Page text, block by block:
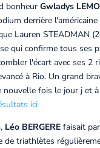
bonheurGwladys
derrière
Lauren STEADMAN
qui confirme tous ses
l'écart avec ses 2
à Rio. Un grand
nouvelle fois le jour j et
ici
Léo BERGEREfaisait
de triathlètes